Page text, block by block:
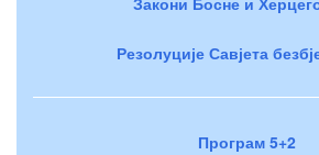
Резолуције Савјета
Програм 5+2